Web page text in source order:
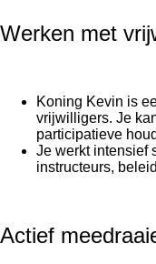
Werken met
Koning Kevin is
vrijwilligers. Je
participatieve
Je werkt intensief
instructeurs,
Actief